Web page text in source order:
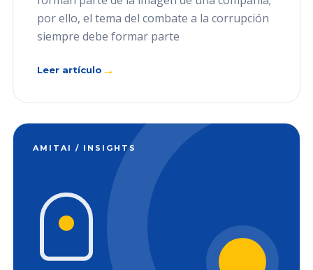
por ello, el tema del combate a la corrupción
siempre debe formar parte
Leer artículo →
AMITAI / INSIGHTS